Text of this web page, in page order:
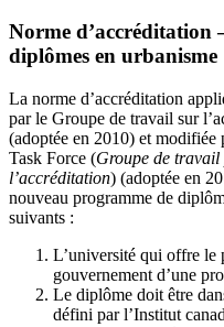
Norme d’accréditation
diplômes en urbanisme
La norme d’accréditation
par le Groupe de travail sur
(adoptée en 2010) et
Task Force (Groupe de
l’accréditation) (adoptée en
nouveau programme de
suivants :
L’université qui offre le
gouvernement d’une
Le diplôme doit être
défini par l’Institut